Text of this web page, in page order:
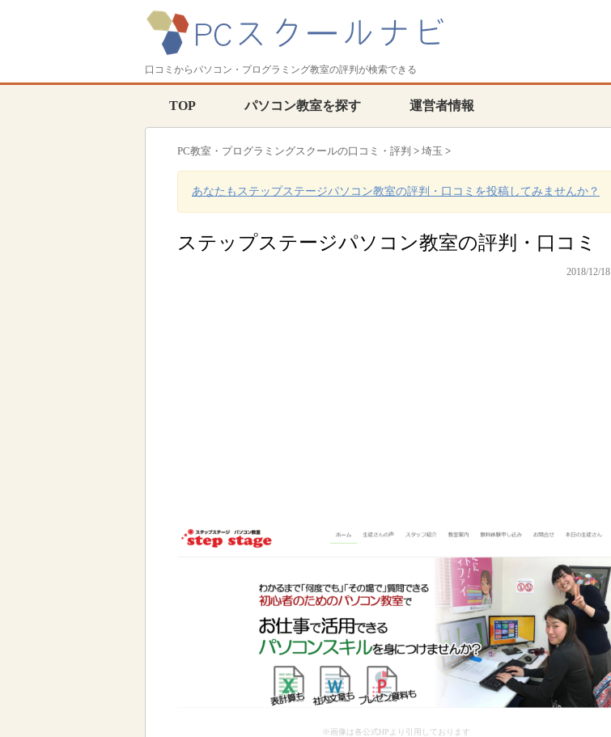
口コミからパソコン・プログラミング教室の評判が検索できる
TOP パソコン教室を探す 運営者情報
PC教室・プログラミングスクールの口コミ・評判 > 埼玉 >
あなたもステップステージパソコン教室の評判・口コミを投稿してみませんか？
ステップステージパソコン教室の評判・口コミ
2018/12/18
※画像は各公式HPより引用しております